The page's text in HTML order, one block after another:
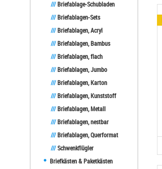
///Briefablage-Schubladen
///Briefablagen-Sets
///Briefablagen, Acryl
///Briefablagen, Bambus
///Briefablagen, flach
///Briefablagen, Jumbo
///Briefablagen, Karton
///Briefablagen, Kunststoff
///Briefablagen, Metall
///Briefablagen, nestbar
///Briefablagen, Querformat
///Schwenkflügler
Briefkästen & Paketkästen